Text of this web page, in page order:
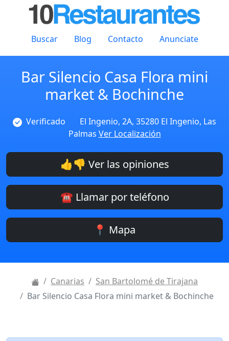
Buscar Blog Contacto Anunciate
Bar Silencio Casa Flora mini
market & Bochinche
Verificado
El Ingenio, 2A, 35280 El Ingenio, Las
Palmas Ver Localización
👍👎 Ver las opiniones
☎️ Llamar por teléfono
📍 Mapa
Canarias
San Bartolomé de Tirajana
Bar Silencio Casa Flora mini market & Bochinche